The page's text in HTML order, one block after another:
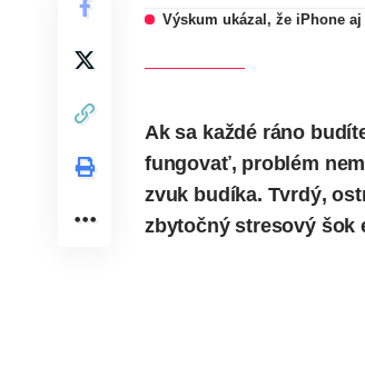
Výskum ukázal, že iPhone
Ak sa každé ráno
fungovať, problém
zvuk budíka. Tvrdý,
zbytočný stresový šok